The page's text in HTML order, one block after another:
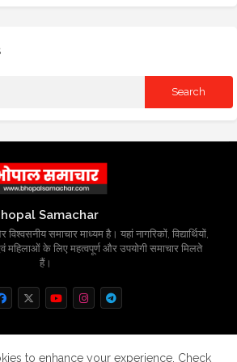
Samachar
समाचार माध्यम है। यहां नागरिकों, विद्यार्थियों,
एवं महिलाओं के लिए महत्वपूर्ण और उपयोगी समाचार मिलते
हैं।
Contact us Privacy Policy
to enhance your experience. Check